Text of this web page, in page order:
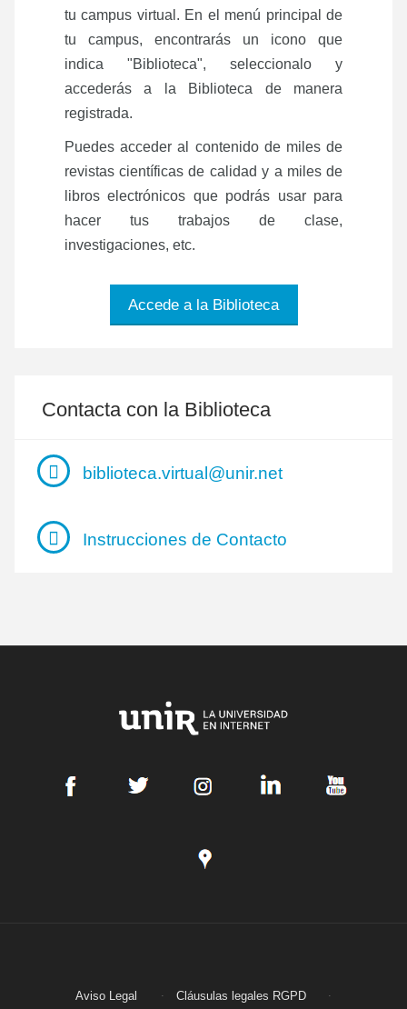
tu campus virtual. En el menú principal de
tu campus, encontrarás un icono que
indica "Biblioteca", seleccionalo y
accederás a la Biblioteca de manera
registrada.
Puedes acceder al contenido de miles de
revistas científicas de calidad y a miles de
libros electrónicos que podrás usar para
hacer tus trabajos de clase,
investigaciones, etc.
Accede a la Biblioteca
Contacta con la Biblioteca
biblioteca.virtual@unir.net
Instrucciones de Contacto
Aviso Legal Cláusulas legales RGPD